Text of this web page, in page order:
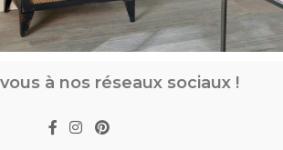
à nos réseaux sociaux !